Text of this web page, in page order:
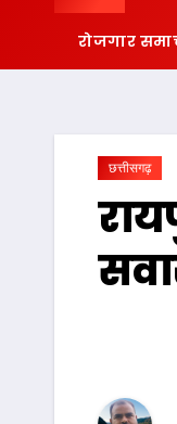
रोजगार
छत्तीसगढ़